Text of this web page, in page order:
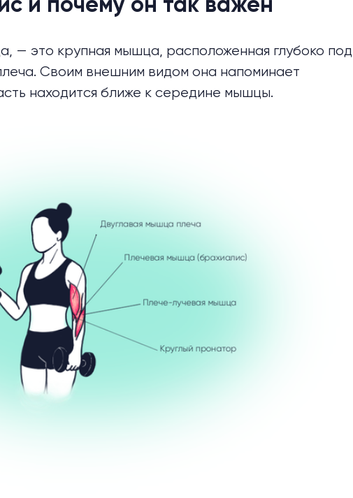
и почему он так важен
— это крупная мышца, расположенная глубоко под
Своим внешним видом она напоминает
находится ближе к середине мышцы.